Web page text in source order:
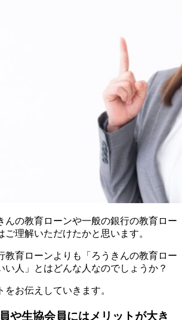
んの教育ローンや一般の銀行の教育ロー
ご理解いただけたかと思います。
教育ローンよりも「ろうきんの教育ロー
い人」とはどんな人なのでしょうか？
お伝えしていきます。
や生協会員にはメリットが大き